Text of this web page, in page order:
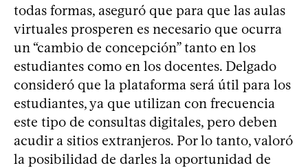
todas formas, aseguró que para que las aulas
virtuales prosperen es necesario que ocurra
un “cambio de concepción” tanto en los
estudiantes como en los docentes. Delgado
consideró que la plataforma será útil para los
estudiantes, ya que utilizan con frecuencia
este tipo de consultas digitales, pero deben
acudir a sitios extranjeros. Por lo tanto, valoró
la posibilidad de darles la oportunidad de